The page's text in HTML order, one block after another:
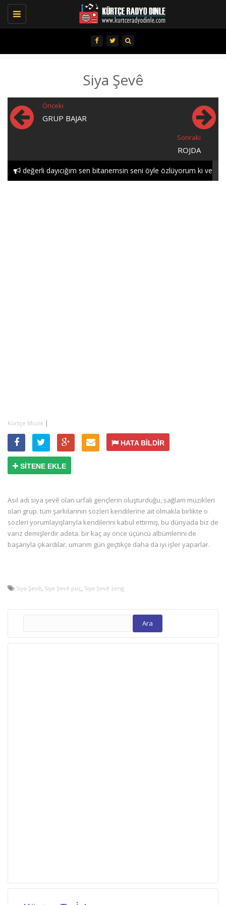
Toggle
navigation
Siya Şevê
Önceki
GRUP BAJAR
Sonraki
ROJDA
değerli dayıcığım sen bitanemsin seni öyle özlüyorum ki ve
Kürtçe Müzik |
HATA BİLDİR
SİTENE EKLE
Asıl adı siya şevê olan urfalı gençlerin oluşturduğu, sağlam müzikleri
olan grup. tüm şarkılarının sözleri kendilerine ait olmakla birlikte o
sözleri yorumlayışlarıyla kendilerini kabul ettirmiş, bu dünyada biz de
varız demişlerdir adeta. bir kaç ay önce üçüncü albümlerini de
başarıyla çıkardılar. umarım gün geçtikçe daha da iyi işler yaparlar.
Siya Şevê, Siya Şevê puç, Siya Şevê zeng
Arama: